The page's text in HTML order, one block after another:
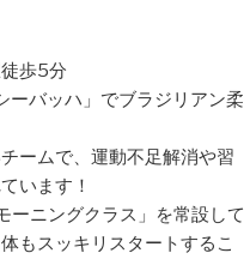
歩5分
バッハ」でブラジリアン柔
ームで、運動不足解消や習
います！
ーニングクラス」を常設して
もスッキリスタートするこ